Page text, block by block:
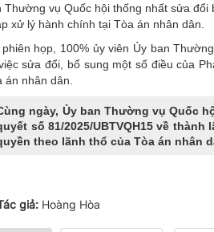
Thường vụ Quốc hội thống nhất sửa
xử lý hành chính tại Tòa án nhân dân.
họp, 100% ủy viên Ủy ban
sửa đổi, bổ sung một số điều của
án nhân dân.
ngày, Ủy ban Thường vụ Quốc
số 81/2025/UBTVQH15 về
theo lãnh thổ của Tòa án nhân
giả: Hoàng Hòa